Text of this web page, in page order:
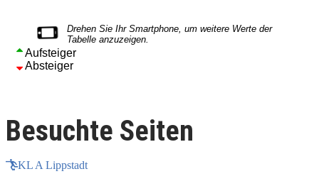
Aufsteiger
Absteiger
Besuchte Seiten
KL A Lippstadt